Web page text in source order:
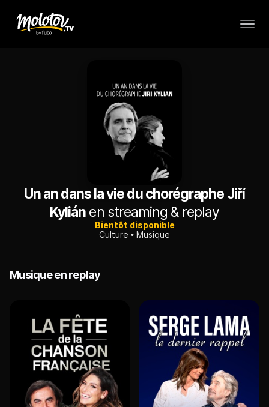
Un an dans la vie du chorégraphe Jiří
Kylián en streaming & replay
Bientôt disponible
Culture
Musique
Musique en replay